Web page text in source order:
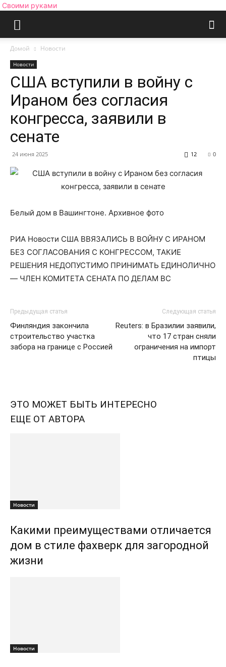
Своими руками
Домой Новости
Новости
США вступили в войну с
Ираном без согласия
конгресса, заявили в
сенате
24 июня 2025 0
12
Белый дом в Вашингтоне. Архивное фото
РИА Новости США ВВЯЗАЛИСЬ В ВОЙНУ С ИРАНОМ
БЕЗ СОГЛАСОВАНИЯ С КОНГРЕССОМ, ТАКИЕ
РЕШЕНИЯ НЕДОПУСТИМО ПРИНИМАТЬ ЕДИНОЛИЧНО
— ЧЛЕН КОМИТЕТА СЕНАТА ПО ДЕЛАМ ВС
Предыдущая статья
Финляндия закончила
строительство участка
забора на границе с Россией
Следующая статья
Reuters: в Бразилии заявили,
что 17 стран сняли
ограничения на импорт
птицы
ЭТО МОЖЕТ БЫТЬ ИНТЕРЕСНО
ЕЩЕ ОТ АВТОРА
Новости
Какими преимуществами отличается
дом в стиле фахверк для загородной
жизни
Новости